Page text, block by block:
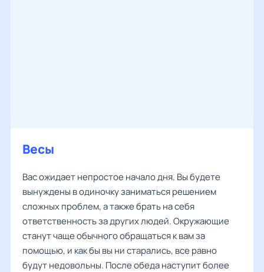
Весы
Вас ожидает непростое начало дня. Вы будете
вынуждены в одиночку заниматься решением
сложных проблем, а также брать на себя
ответственность за других людей. Окружающие
станут чаще обычного обращаться к вам за
помощью, и как бы вы ни старались, все равно
будут недовольны. После обеда наступит более